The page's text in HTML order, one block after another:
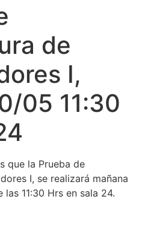
de
I,
05 11:30
que la Prueba de
I, se realizará mañana
11:30 Hrs en sala 24.